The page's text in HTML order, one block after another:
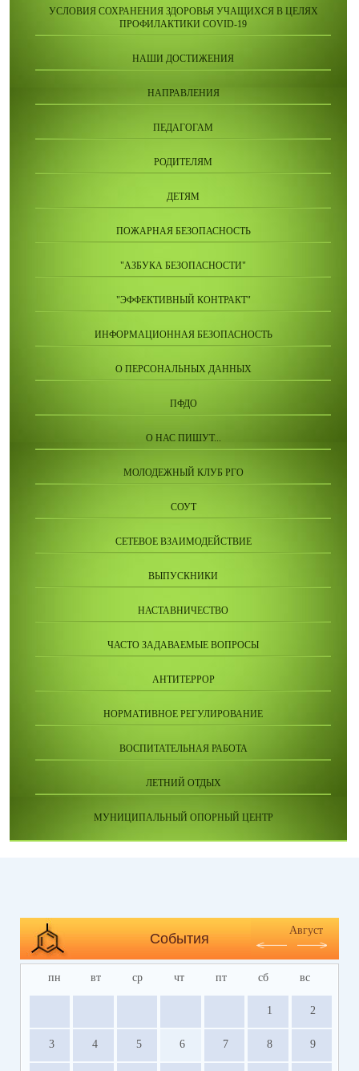
УСЛОВИЯ СОХРАНЕНИЯ ЗДОРОВЬЯ УЧАЩИХСЯ В ЦЕЛЯХ
ПРОФИЛАКТИКИ COVID-19
НАШИ ДОСТИЖЕНИЯ
НАПРАВЛЕНИЯ
ПЕДАГОГАМ
РОДИТЕЛЯМ
ДЕТЯМ
ПОЖАРНАЯ БЕЗОПАСНОСТЬ
"АЗБУКА БЕЗОПАСНОСТИ"
"ЭФФЕКТИВНЫЙ КОНТРАКТ"
ИНФОРМАЦИОННАЯ БЕЗОПАСНОСТЬ
О ПЕРСОНАЛЬНЫХ ДАННЫХ
ПФДО
О НАС ПИШУТ...
МОЛОДЕЖНЫЙ КЛУБ РГО
СОУТ
СЕТЕВОЕ ВЗАИМОДЕЙСТВИЕ
ВЫПУСКНИКИ
НАСТАВНИЧЕСТВО
ЧАСТО ЗАДАВАЕМЫЕ ВОПРОСЫ
АНТИТЕРРОР
НОРМАТИВНОЕ РЕГУЛИРОВАНИЕ
ВОСПИТАТЕЛЬНАЯ РАБОТА
ЛЕТНИЙ ОТДЫХ
МУНИЦИПАЛЬНЫЙ ОПОРНЫЙ ЦЕНТР
События
Август
пн вт ср чт пт сб вс
1 2
3 4 5 6 7 8 9